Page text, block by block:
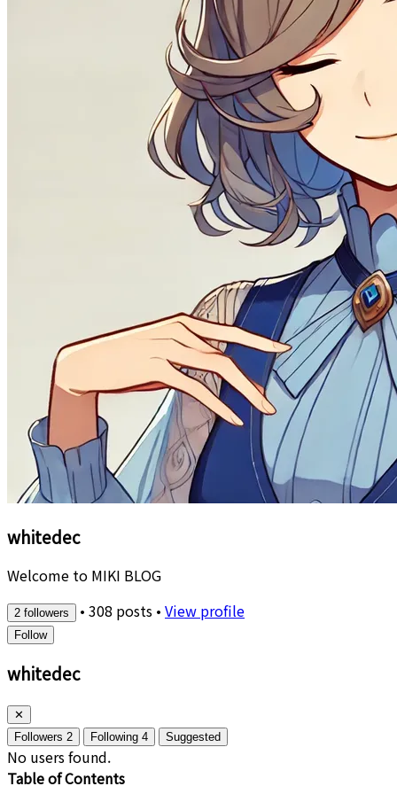
whitedec
Welcome to MIKI BLOG
2 followers • 308 posts • View profile
Follow
whitedec
✕
Followers 2 Following 4 Suggested
No users found.
Table of Contents